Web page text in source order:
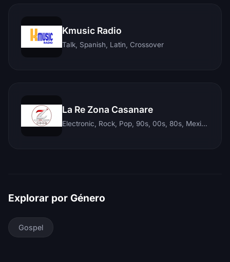
Kmusic Radio
Talk, Spanish, Latin, Crossover
La Re Zona Casanare
Electronic, Rock, Pop, 90s, 00s, 80s, Mexican, Ranchera, Reggaeton, Instrumental, Salsa, Merengue, Tropical, Romantic, Vallenato, Llanera
Explorar por Género
Gospel